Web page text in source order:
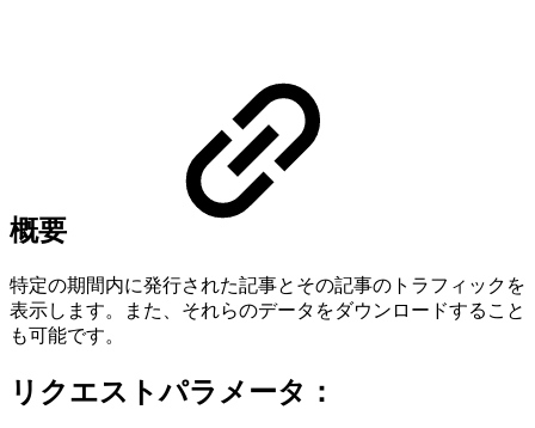
概要
特定の期間内に発行された記事とその記事のトラフィックを
表示します。また、それらのデータをダウンロードすること
も可能です。
リクエストパラメータ：